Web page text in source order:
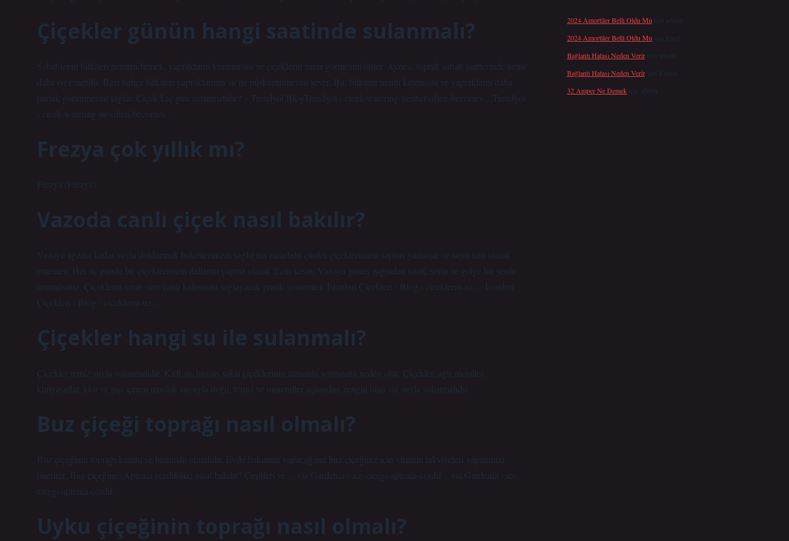
Çiçekler günün hangi saatinde sulanmalı?
Sabahleyin bitkileri nemlendirmek, yaprakların kurumasını ve çiçeklerin zarar görmesini önler. Ayrıca, toprak sabah saatlerinde nemi
daha iyi emebilir. Bazı bahçe bitkileri yapraklarının su ile püskürtülmesini sever. Bu, bitkinin nemli kalmasını ve yaprakların daha
parlak görünmesini sağlar. Çiçek kaç gün sulanmalıdır? – Trendyol BlogTrendyol › cicek-watering-neither-often-becomes…Trendyol
› cicek-watering-ne-often-becomes…
Frezya çok yıllık mı?
Frezya (Frezya)
Vazoda canlı çiçek nasıl bakılır?
Vazoyu ağzına kadar suyla doldurmak buketlerinizin sağlığına zararlıdır çünkü çiçeklerinizin sapları yumuşar ve suyu tam olarak
ememez. Her üç günde bir çiçeklerinizin dallarını çapraz olarak 2 cm kesin. Vazoyu güneş ışığından uzak, serin ve gölge bir yerde
tutmalısınız. Çiçeklerin uzun süre canlı kalmasını sağlayacak pratik yöntemler. İstanbul Çiçekleri › Blog › ciceklerin-uz… İstanbul
Çiçekleri › Blog › ciceklerin-uz…
Çiçekler hangi su ile sulanmalı?
Çiçekler temiz suyla sulanmalıdır. Kirli su, hassas saksı çiçeklerinin zamanla solmasına neden olur. Çiçekler, ağır metaller,
kimyasallar, klor ve pas içeren musluk suyuyla değil, temiz ve mineraller açısından zengin olan saf suyla sulanmalıdır.
Buz çiçeği toprağı nasıl olmalı?
Buz çiçeğinin toprağı kumlu ve humuslu olmalıdır. Evde bakımını yapacağınız buz çiçeğiniz için vitamin takviyeleri yapmanızı
öneririz. Buz çiçeğine (Aptenia cordifolia) nasıl bakılır? Çeşitleri ve …via Gardenia › ice-cicegi-aptenia-cordif…via Gardenia › ice-
cicegi-aptenia-cordif…
Uyku çiçeğinin toprağı nasıl olmalı?
2024 Amortiler Belli Oldu Mu için
admin
2024 Amortiler Belli Oldu Mu için Emel
Bağlantı Hatası Neden Veririçin
admin
Bağlantı Hatası Neden Veririçin Kerem
32 Amper Ne Demekiçin admin